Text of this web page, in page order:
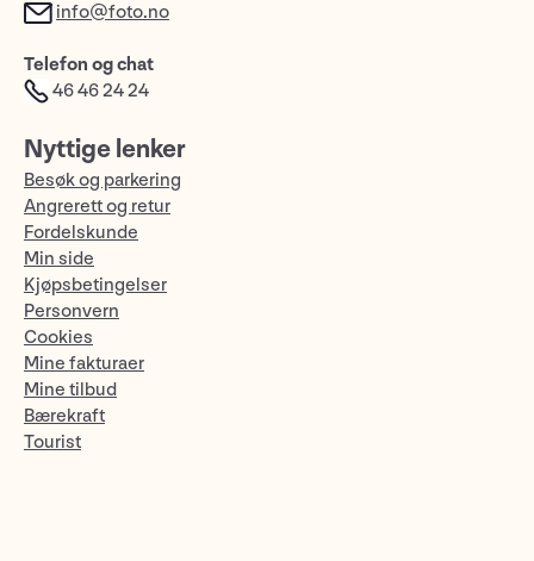
info@foto.no
Telefon og chat
46 46 24 24
Nyttige lenker
Besøk og parkering
Angrerett og retur
Fordelskunde
Min side
Kjøpsbetingelser
Personvern
Cookies
Mine fakturaer
Mine tilbud
Bærekraft
Tourist